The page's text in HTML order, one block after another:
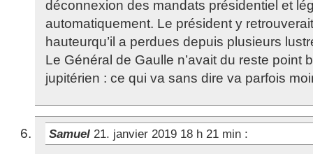
déconnexion des mandats présidentiel et
automatiquement. Le président y
hauteurqu’il a perdues depuis plusieurs
Le Général de Gaulle n’avait du reste point
jupitérien : ce qui va sans dire va parfois
Samuel 21. janvier 2019 18 h 21 min :